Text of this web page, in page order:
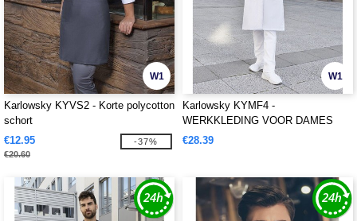
W1
Karlowsky KYVS2 - Korte polycotton
schort
€12.95
€20.60
-37%
W1
Karlowsky KYMF4 -
WERKKLEDING VOOR DAMES
BASIC COAT
€28.39